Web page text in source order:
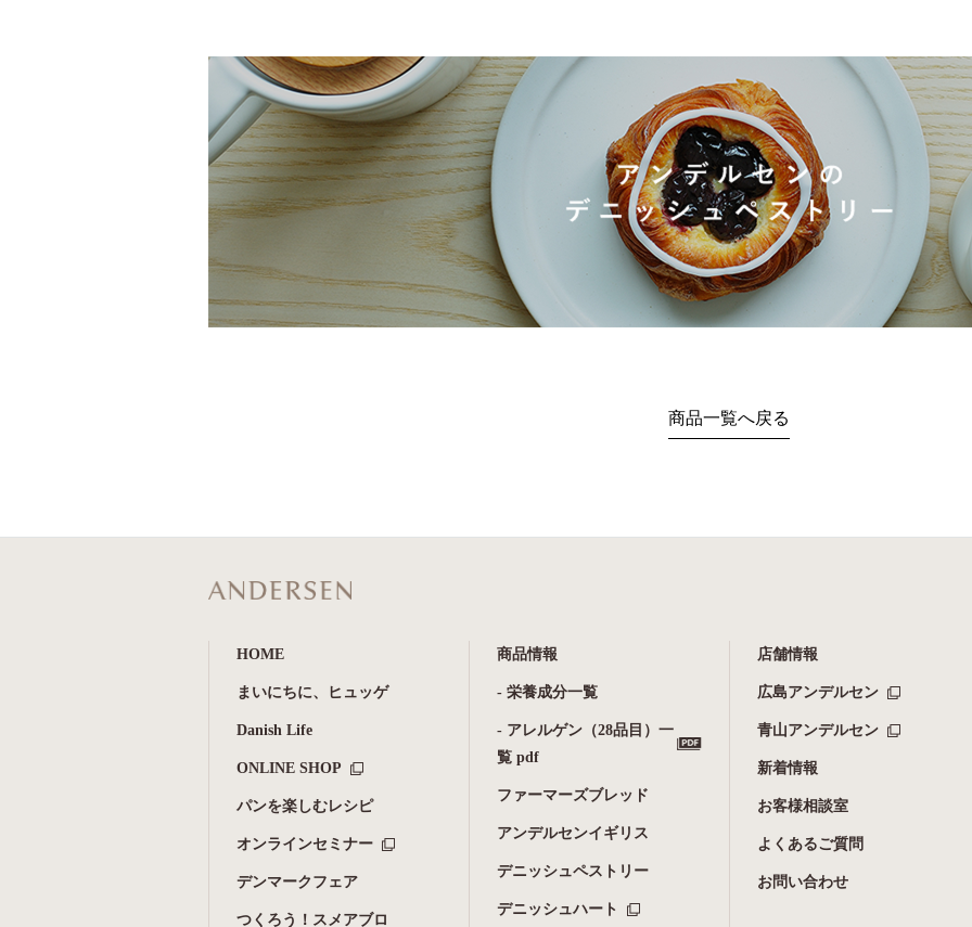
商品一覧へ戻る
HOME
まいにちに、ヒュッゲ
Danish Life
ONLINE SHOP
パンを楽しむレシピ
オンラインセミナー
デンマークフェア
つくろう！スメアブロ
商品情報
- 栄養成分一覧
- アレルゲン（28品目）一
覧 pdf
ファーマーズブレッド
アンデルセンイギリス
デニッシュペストリー
デニッシュハート
店舗情報
広島アンデルセン
青山アンデルセン
新着情報
お客様相談室
よくあるご質問
お問い合わせ